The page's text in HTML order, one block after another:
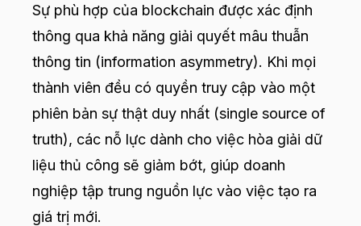
Sự phù hợp của blockchain được xác định
thông qua khả năng giải quyết mâu thuẫn
thông tin (information asymmetry). Khi mọi
thành viên đều có quyền truy cập vào một
phiên bản sự thật duy nhất (single source of
truth), các nỗ lực dành cho việc hòa giải dữ
liệu thủ công sẽ giảm bớt, giúp doanh
nghiệp tập trung nguồn lực vào việc tạo ra
giá trị mới.